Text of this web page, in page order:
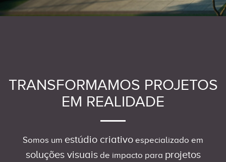
TRANSFORMAMOS PROJETOS
EM REALIDADE
Somos um estúdio criativo especializado em
soluções visuaisde impacto para projetos